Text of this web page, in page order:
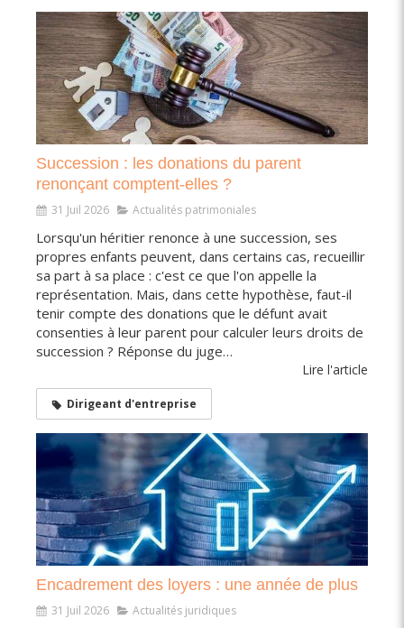
Succession : les donations du parent
renonçant comptent-elles ?
31 Juil 2026 Actualités patrimoniales
Lorsqu'un héritier renonce à une succession, ses
propres enfants peuvent, dans certains cas, recueillir
sa part à sa place : c'est ce que l'on appelle la
représentation. Mais, dans cette hypothèse, faut-il
tenir compte des donations que le défunt avait
consenties à leur parent pour calculer leurs droits de
succession ? Réponse du juge…
Lire l'article
Dirigeant d'entreprise
Encadrement des loyers : une année de plus
31 Juil 2026 Actualités juridiques